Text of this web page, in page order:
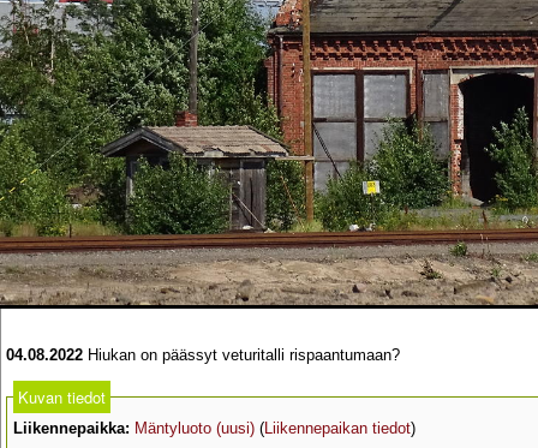
04.08.2022 Hiukan on päässyt veturitalli rispaantumaan?
Kuvan tiedot
Liikennepaikka: Mäntyluoto (uusi) (Liikennepaikan tiedot)